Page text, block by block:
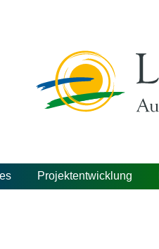
Projektentwicklung